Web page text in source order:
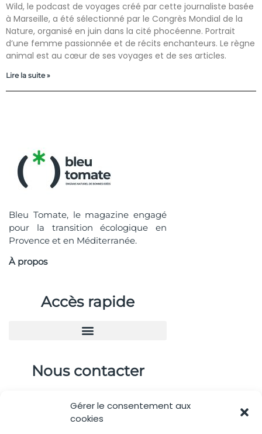
Gérer le consentement aux
cookies
Wild, le podcast de voyages créé par cette journaliste basée
à Marseille, a été sélectionné par le Congrès Mondial de la
Nature, organisé en juin dans la cité phocéenne. Portrait
d’une femme passionnée et de récits enchanteurs. Le règne
animal est au cœur de ses voyages et de ses articles.
Lire la suite »
Bleu Tomate, le magazine engagé
pour la transition écologique en
Provence et en Méditerranée.
À propos
Accès rapide
Nous contacter
contactBT@bleu-tomate.fr